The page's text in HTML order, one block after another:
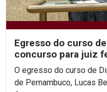
Egresso do curso
concurso para juiz
O egresso do curso de
de Pernambuco, Lucas